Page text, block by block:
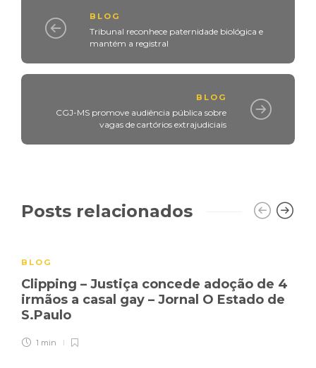
BLOG
Tribunal reconhece paternidade biológica e
mantém a registral
BLOG
CGJ-MS promove audiência pública sobre
vagas de cartórios extrajudiciais
Posts relacionados
BLOG
Clipping – Justiça concede adoção de 4
irmãos a casal gay – Jornal O Estado de
S.Paulo
1 min